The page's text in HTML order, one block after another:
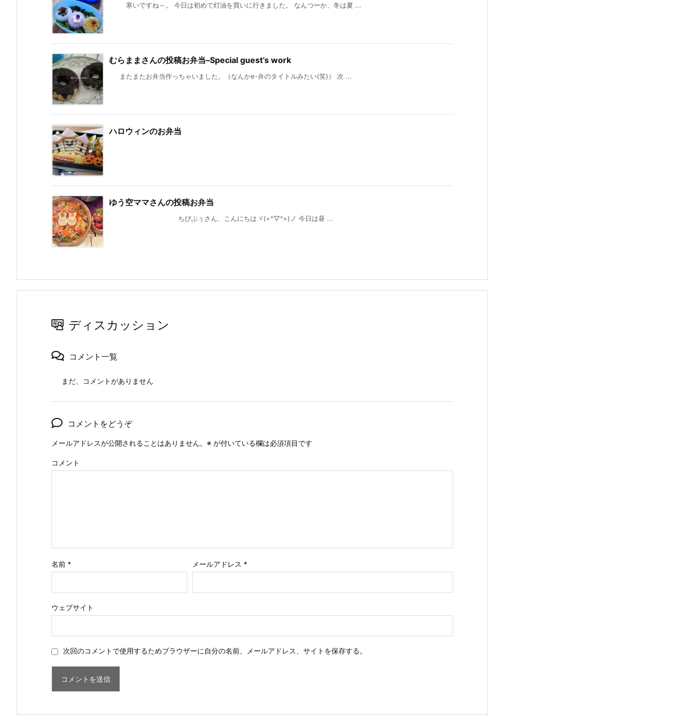
寒いですね～。 今日は初めて灯油を買いに行きました。 なんつーか、冬は夏 ...
むらままさんの投稿お弁当–Special guest’s work
またまたお弁当作っちゃいました。（なんかe-弁のタイトルみたい(笑)） 次 ...
ハロウィンのお弁当
ゆう空ママさんの投稿お弁当
ちびぶぅさん、こんにちはヾ(=^▽^=)ノ 今日は昼 ...
ディスカッション
コメント一覧
まだ、コメントがありません
コメントをどうぞ
メールアドレスが公開されることはありません。 ※ が付いている欄は必須項目です
コメント
名前 * メールアドレス *
ウェブサイト
次回のコメントで使用するためブラウザーに自分の名前、メールアドレス、サイトを保存する。